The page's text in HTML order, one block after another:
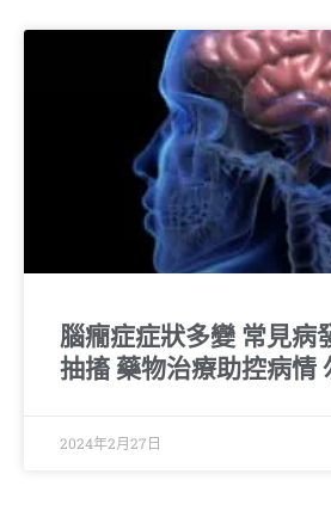
腦癇症症狀多變 常見病
抽搐 藥物治療助控病情
2024年2月27日